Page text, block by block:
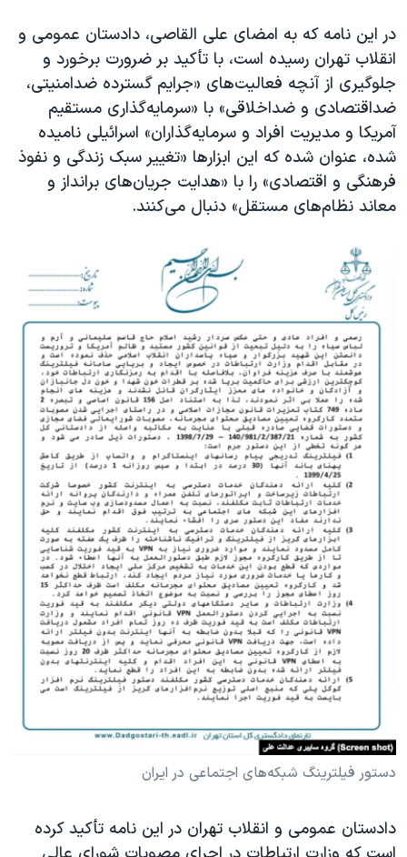
در این نامه که به امضای علی القاصی، دادستان عمومی و
انقلاب تهران رسیده است، با تأکید بر ضرورت برخورد و
جلوگیری از آنچه فعالیت‌های «جرایم گسترده ضدامنیتی،
ضداقتصادی و ضداخلاقی» با «سرمایه‌گذاری مستقیم
آمریکا و مدیریت افراد و سرمایه‌گذاران» اسرائیلی نامیده
شده، عنوان شده که این ابزارها «تغییر سبک زندگی و نفوذ
فرهنگی و اقتصادی» را با «هدایت جریان‌های برانداز و
معاند نظام‌های مستقل» دنبال می‌کنند.
دستور فیلترینگ شبکه‌های اجتماعی در ایران
دادستان عمومی و انقلاب تهران در این نامه تأکید کرده